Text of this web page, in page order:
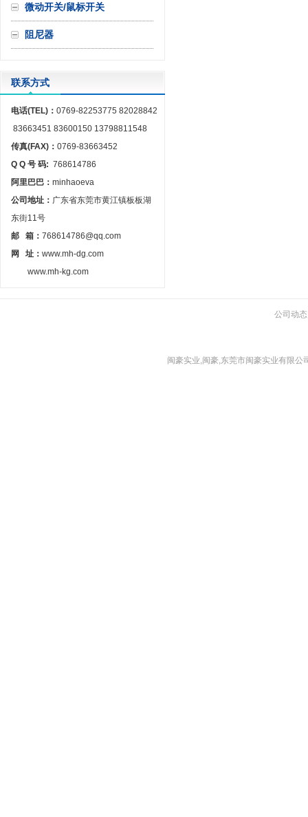
微动开关/鼠标开关
阻尼器
联系方式
电话(TEL)： 0769-82253775 82028842
83663451 83600150 13798811548
传真(FAX)： 0769-83663452
Q Q 号 码: 768614786
阿里巴巴： minhaoeva
公司地址： 广东省东莞市黄江镇板板湖
东街11号
邮 箱： 768614786@qq.com
网 址： www.mh-dg.com
www.mh-kg.com
公司动态
闽豪实业,闽豪,东莞市闽豪实业有限